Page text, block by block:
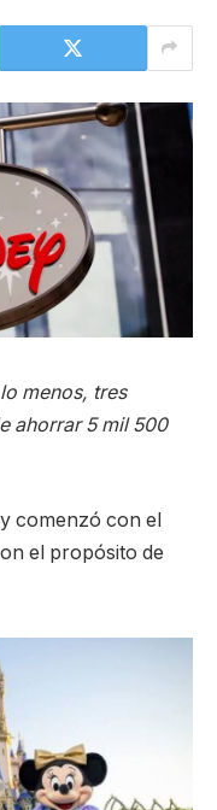
menos, tres
ahorrar 5 mil 500
comenzó con el
el propósito de